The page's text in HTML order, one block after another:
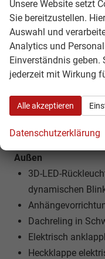
Schwarzer
Seitenscheiben
dunkel getönt
Sitzheizung vorne
Sportsitze vorn
Lordosenstütze
Stoff "Deep
Variabler
Außen
3D-LED-
dynamischen
Dachreling in
Elektrisch
Heckklappe
Unsere Website setzt
Sie bereitzustellen.
Auswahl und
Analytics und
Einverständnis geben.
jederzeit mit Wirkung
Alle akzeptieren
Datenschutzerklärung